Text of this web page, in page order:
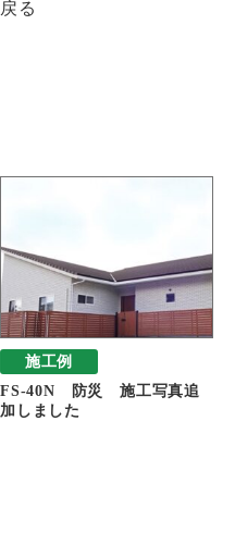
る
施工例
FS-40N 防災 施工写真追
加しました